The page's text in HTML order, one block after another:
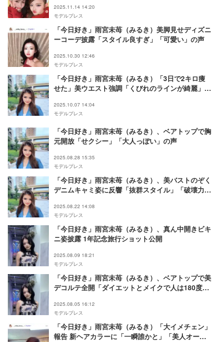
2025.11.14 14:20
モデルプレス
「今日好き」雨宮未苺（みるき）美脚見せディズニ
ーコーデ披露「スタイル良すぎ」「可愛い」の声
2025.10.30 12:46
モデルプレス
「今日好き」雨宮未苺（みるき）「3日で2キロ痩
せた」美ウエスト強調「くびれのラインが綺麗」
2025.10.07 14:04
モデルプレス
「今日好き」雨宮未苺（みるき）、ベアトップで胸
元開放「せクシー」「大人っぽい」の声
2025.08.28 15:35
モデルプレス
「今日好き」雨宮未苺（みるき）、美バストのぞく
デニムキャミ姿に反響「抜群スタイル」「破壊力す
2025.08.22 14:08
モデルプレス
「今日好き」雨宮未苺（みるき）、真ん中開きビキ
ニ姿披露 1年記念旅行ショット公開
2025.08.09 18:21
モデルプレス
「今日好き」雨宮未苺（みるき）、ベアトップで美
デコルテ全開「ダイエットとメイクで人は180度変
2025.08.05 16:12
モデルプレス
「今日好き」雨宮未苺（みるき）「大イメチェン」
報告 新ヘアカラーに「一瞬誰かと」「美人オーラ